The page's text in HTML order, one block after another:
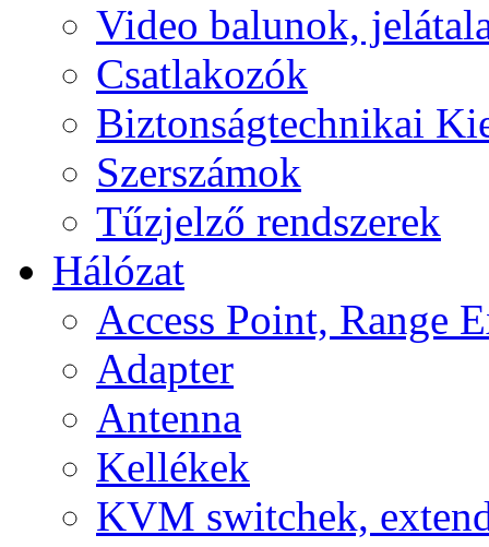
Video balunok,
Csatlakozók
Biztonságtechnikai
Szerszámok
Tűzjelző rendszerek
Hálózat
Access Point, Range
Adapter
Antenna
Kellékek
KVM switchek,